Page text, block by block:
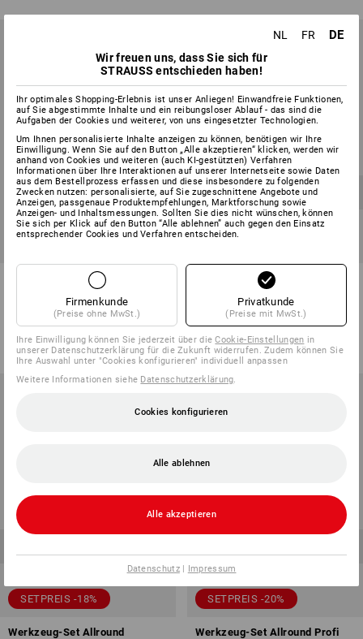
Werkzeug-Set Elektro Meister
Variante
(m. MwSt.)
Werkzeug-Set Sanitär inklusive
Werkzeugkoffer
Varianten
(m. MwSt.)
SETPREIS -18%
Werkzeug-Set Allround
SETPREIS -20%
Werkzeug-Set Allround Profi
NL FR DE
Wir freuen uns, dass Sie sich für
STRAUSS entschieden haben!
Ihr optimales Shopping-Erlebnis ist unser Anliegen! Einwandfreie Funktionen,
auf Sie abgestimmte Inhalte und ein reibungsloser Ablauf - das sind die
Aufgaben der Cookies und weiterer, von uns eingesetzter Technologien.
Um Ihnen personalisierte Inhalte anzeigen zu können, benötigen wir Ihre
Einwilligung. Wenn Sie auf den Button „Alle akzeptieren“ klicken, werden wir
anhand von Cookies und weiteren (auch KI-gestützten) Verfahren
Informationen über Ihre Interaktionen auf unserer Internetseite sowie Daten
aus dem Bestellprozess erfassen und diese insbesondere zu folgenden
Zwecken nutzen: personalisierte, auf Sie zugeschnittene Angebote und
Anzeigen, passgenaue Produktempfehlungen, Marktforschung sowie
Anzeigen- und Inhaltsmessungen. Sollten Sie dies nicht wünschen, können
Sie sich per Klick auf den Button “Alle ablehnen” auch gegen den Einsatz
entsprechender Cookies und Verfahren entscheiden.
Firmenkunde
(Preise ohne MwSt.)
Privatkunde
(Preise mit MwSt.)
Ihre Einwilligung können Sie jederzeit über dieCookie-Einstellungen in
unserer Datenschutzerklärung für die Zukunft widerrufen. Zudem können Sie
Ihre Auswahl unter "Cookies konfigurieren" individuell anpassen
Weitere Informationen siehe Datenschutzerklärung
Cookies konfigurieren
Alle ablehnen
Alle akzeptieren
Datenschutz| Impressum